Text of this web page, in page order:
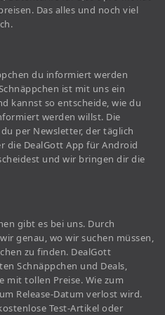
Das alles und noch viel
du informiert werden
ist mit uns ein
kannst so entscheide, wie du
werden willst. Die
per Newsletter, der täglich
die DealGott App für Android
und wir bringen dir die
gibt es bei uns. Durch
genau, wo wir suchen müssen,
zu finden. DealGott
Schnäppchen und Deals,
mit tollen Preise. Wie zum
Release-Datum verlost wird.
Test-Artikel oder